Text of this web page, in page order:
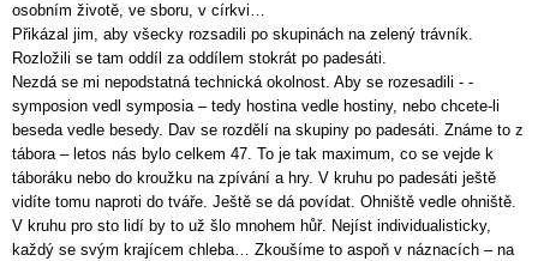
osobním životě, ve sboru, v církvi…
Přikázal jim, aby všecky rozsadili po skupinách na zelený trávník.
Rozložili se tam oddíl za oddílem stokrát po padesáti.
Nezdá se mi nepodstatná technická okolnost. Aby se rozesadili - -
symposion vedl symposia – tedy hostina vedle hostiny, nebo chcete-li
beseda vedle besedy. Dav se rozdělí na skupiny po padesáti. Známe to z
tábora – letos nás bylo celkem 47. To je tak maximum, co se vejde k
táboráku nebo do kroužku na zpívání a hry. V kruhu po padesáti ještě
vidíte tomu naproti do tváře. Ještě se dá povídat. Ohniště vedle ohniště.
V kruhu pro sto lidí by to už šlo mnohem hůř. Nejíst individualisticky,
každý se svým krajícem chleba… Zkoušíme to aspoň v náznacích – na